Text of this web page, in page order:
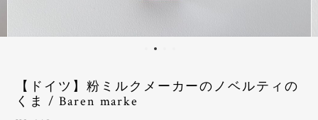
【ドイツ】粉ミルクメーカーのノベルティの
くま / Baren marke